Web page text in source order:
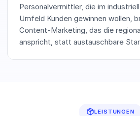
Personalvermittler, die im
Umfeld Kunden gewinnen wollen,
Content-Marketing, das die
anspricht, statt austauschbare
LEISTUNGEN